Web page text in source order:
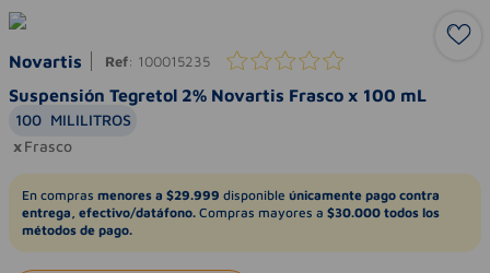
Novartis Ref: 100015235
Suspensión Tegretol 2% Novartis Frasco x 100 mL
100 MILILITROS
Frasco
En compras menores a $29.999 disponible únicamente pago contra
entrega, efectivo/datáfono. Compras mayores a $30.000 todos los
métodos de pago.